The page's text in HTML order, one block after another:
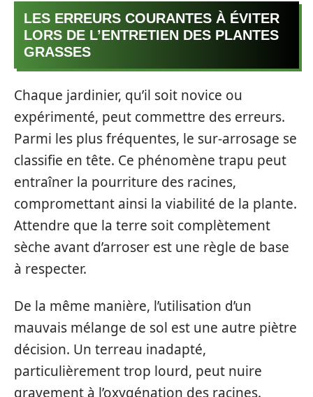
LES ERREURS COURANTES À ÉVITER
LORS DE L’ENTRETIEN DES PLANTES
GRASSES
Chaque jardinier, qu’il soit novice ou
expérimenté, peut commettre des erreurs.
Parmi les plus fréquentes, le sur-arrosage se
classifie en tête. Ce phénomène trapu peut
entraîner la pourriture des racines,
compromettant ainsi la viabilité de la plante.
Attendre que la terre soit complètement
sèche avant d’arroser est une règle de base
à respecter.
De la même manière, l’utilisation d’un
mauvais mélange de sol est une autre piètre
décision. Un terreau inadapté,
particulièrement trop lourd, peut nuire
gravement à l’oxygénation des racines.